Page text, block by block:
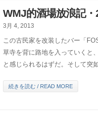
WMJ的酒場放浪記
3月 4, 2013
この古民家を改装したバー「
草寺を背に路地を入っていくと
と感じられるはずだ。そして突
続きを読む / READ MORE